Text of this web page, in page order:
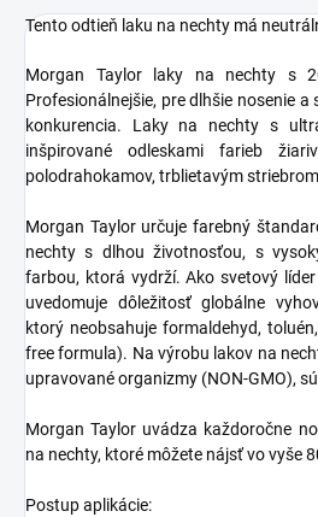
Tento odtieň laku na nechty má
Morgan Taylor laky na nechty s
Profesionálnejšie, pre dlhšie nosenie
konkurencia. Laky na nechty s
inšpirované odleskami farieb
polodrahokamov, trblietavým
Morgan Taylor určuje farebný
nechty s dlhou životnosťou, s
farbou, ktorá vydrží. Ako svetový
uvedomuje dôležitosť globálne
ktorý neobsahuje formaldehyd,
free formula). Na výrobu lakov na
upravované organizmy (NON-GMO),
Morgan Taylor uvádza každoročne
na nechty, ktoré môžete nájsť vo vyše
Postup aplikácie: